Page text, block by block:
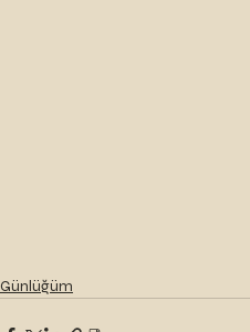
Günlüğüm